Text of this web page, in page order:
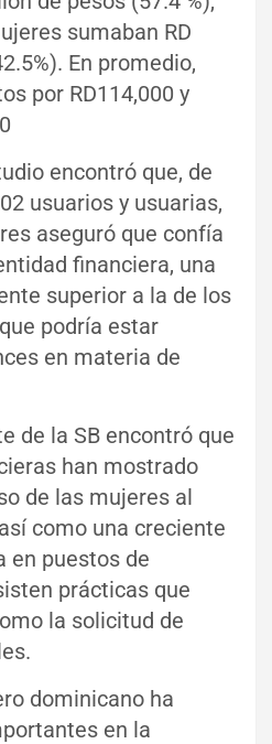
sumaban RD
En promedio,
por RD114,000 y
encontró que, de
usuarios y usuarias,
aseguró que confía
financiera, una
superior a la de los
podría estar
en materia de
de la SB encontró que
han mostrado
de las mujeres al
como una creciente
en puestos de
prácticas que
la solicitud de
dominicano ha
en la